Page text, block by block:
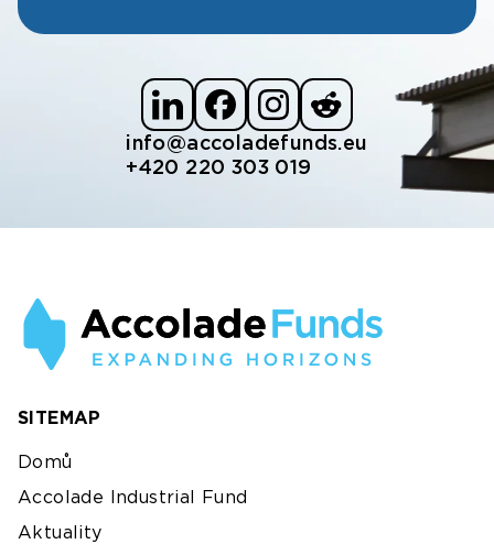
info@accoladefunds.eu
+420 220 303 019
SITEMAP
Domů
Accolade Industrial Fund
Aktuality